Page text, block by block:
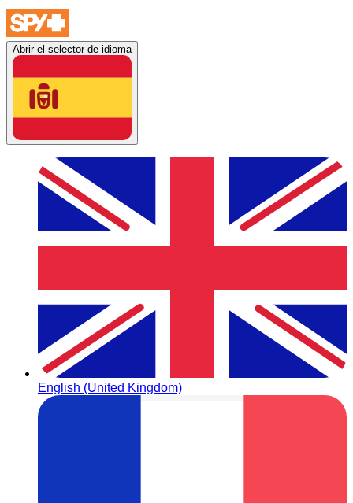
Abrir el selector de idioma
English (United Kingdom)